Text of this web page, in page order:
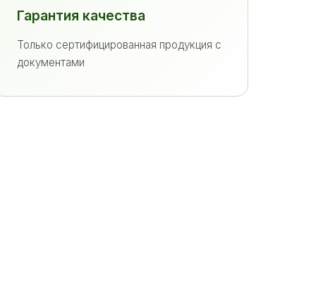
Гарантия качества
Только сертифицированная продукция с
документами